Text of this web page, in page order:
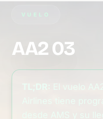
VUELO
AA2 03
El vuelo
Airlines tiene
desde AMS y su